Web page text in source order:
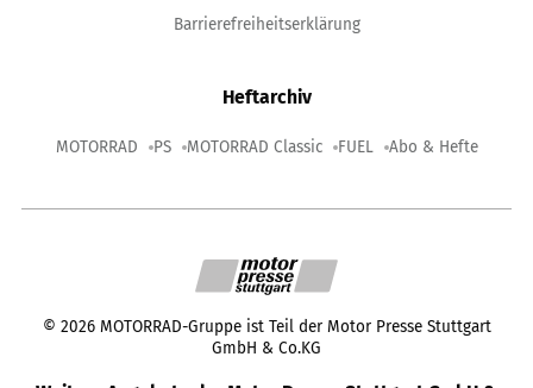
Barrierefreiheitserklärung
Heftarchiv
MOTORRAD PS MOTORRAD Classic FUEL Abo & Hefte
© 2026 MOTORRAD-Gruppe ist Teil der Motor Presse Stuttgart
GmbH & Co.KG